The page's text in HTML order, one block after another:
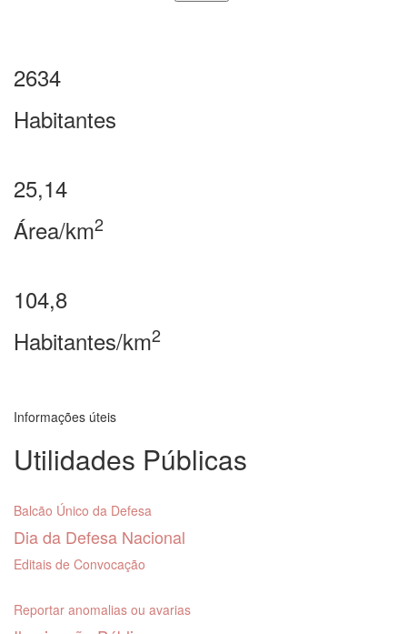
2634
Habitantes
25,14
Área/km2
104,8
Habitantes/km2
Informações úteis
Utilidades Públicas
Balcão Único da Defesa
Dia da Defesa Nacional
Editais de Convocação
Reportar anomalias ou avarias